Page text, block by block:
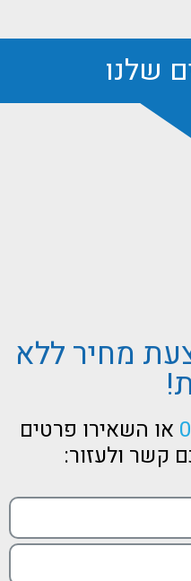
שלנו
מחיר ללא
או השאירו פרטים
קשר ולעזור: